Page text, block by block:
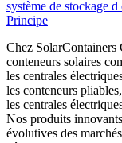
Chez SolarContainers
conteneurs solaires
les centrales
les conteneurs
les centrales
Nos produits
évolutives des